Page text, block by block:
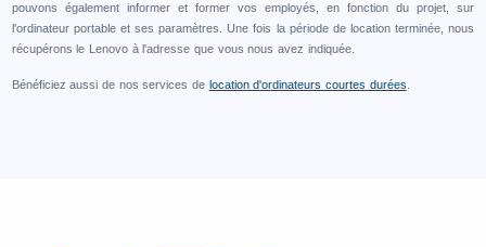
pouvons également informer et former vos employés, en fonction du projet, sur
l'ordinateur portable et ses paramètres. Une fois la période de location terminée, nous
récupérons le Lenovo à l'adresse que vous nous avez indiquée.
Bénéficiez aussi de nos services de location d'ordinateurs courtes durées